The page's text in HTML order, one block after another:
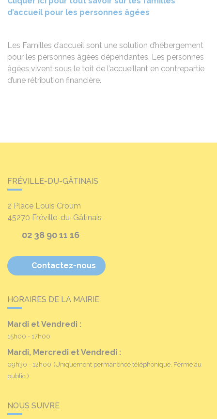
d’accueil pour les personnes âgées
Les Familles d’accueil sont une solution d’hébergement
pour les personnes âgées dépendantes. Les personnes
âgées vivent sous le toit de l’accueillant en contrepartie
d’une rétribution financière.
FRÉVILLE-DU-GÂTINAIS
2 Place Louis Croum
45270 Fréville-du-Gâtinais
02 38 90 11 16
Contactez-nous
HORAIRES DE LA MAIRIE
Mardi et Vendredi :
15h00 - 17h00
Mardi, Mercredi et Vendredi :
09h30 - 12h00 (Uniquement permanence téléphonique. Fermé au
public.)
NOUS SUIVRE